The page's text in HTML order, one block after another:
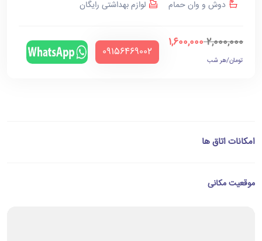
دوش و وان حمام
لوازم بهداشتی رایگان
2,000,000
1,600,000
تومان/هر شب
‪09156469002‬
امکانات اتاق ها
موقعیت مکانی